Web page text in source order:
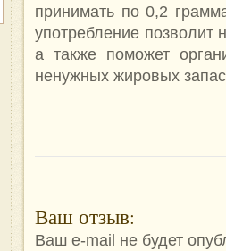
принимать по 0,2
употребление позволит
а также поможет
ненужных жировых
Ваш отзыв:
Ваш e-mail не будет